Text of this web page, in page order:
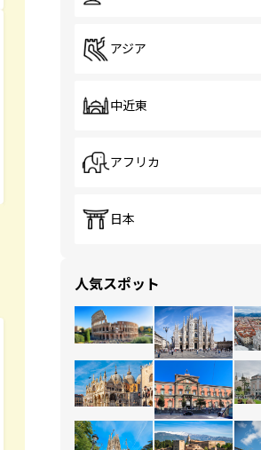
アジア
中近東
アフリカ
日本
人気スポット